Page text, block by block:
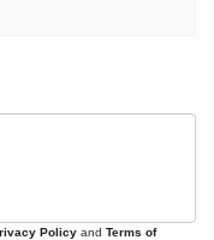
Policy and Terms of